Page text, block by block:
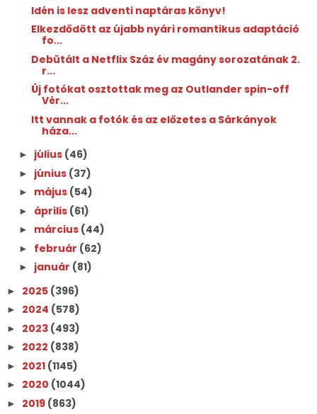
Idén is lesz adventi naptáras könyv!
Elkezdődött az újabb nyári romantikus adaptáció
fo...
Debütált a Netflix Száz év magány sorozatának 2.
r...
Új fotókat osztottak meg az Outlander spin-off
Vér...
Itt vannak a fotók és az előzetes a Sárkányok
háza...
► július (46)
► június (37)
► május (54)
► április (61)
► március (44)
► február (62)
► január (81)
► 2025 (396)
► 2024 (578)
► 2023 (493)
► 2022 (838)
► 2021 (1145)
► 2020 (1044)
► 2019 (863)